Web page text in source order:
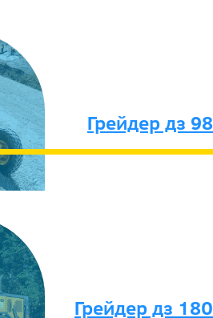
Грейдер дз 98
Грейдер дз 180